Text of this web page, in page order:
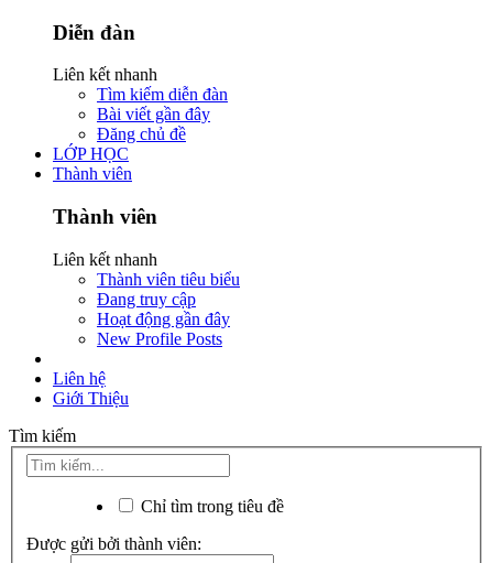
Diễn đàn
Liên kết nhanh
Tìm kiếm diễn đàn
Bài viết gần đây
Đăng chủ đề
LỚP HỌC
Thành viên
Thành viên
Liên kết nhanh
Thành viên tiêu biểu
Đang truy cập
Hoạt động gần đây
New Profile Posts
Liên hệ
Giới Thiệu
Tìm kiếm
Chỉ tìm trong tiêu đề
Được gửi bởi thành viên: